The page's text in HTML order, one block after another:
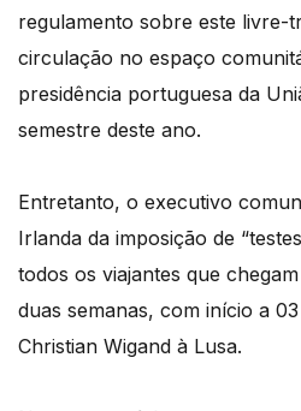
regulamento sobre este livre-
circulação no espaço
presidência portuguesa da
semestre deste ano.
Entretanto, o executivo
Irlanda da imposição de
todos os viajantes que
duas semanas, com início a
Christian Wigand à Lusa.